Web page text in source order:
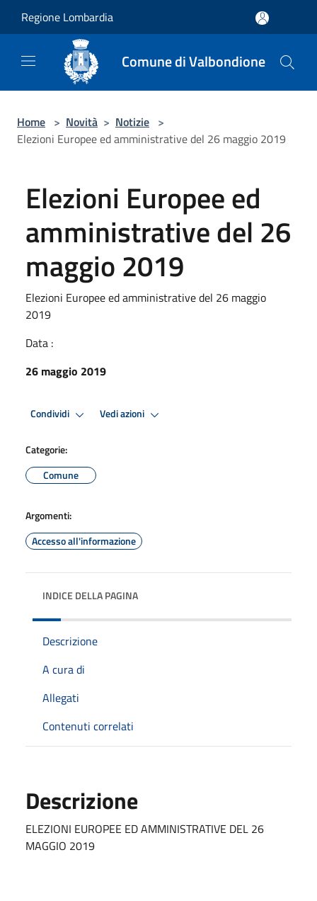
Regione Lombardia
Comune di Valbondione
Home > Novità > Notizie >
Elezioni Europee ed amministrative del 26 maggio 2019
Elezioni Europee ed
amministrative del 26
maggio 2019
Elezioni Europee ed amministrative del 26 maggio
2019
Data :
26 maggio 2019
Condividi Vedi azioni
Categorie:
Comune
Argomenti:
Accesso all'informazione
INDICE DELLA PAGINA
Descrizione
A cura di
Allegati
Contenuti correlati
Descrizione
ELEZIONI EUROPEE ED AMMINISTRATIVE DEL 26
MAGGIO 2019